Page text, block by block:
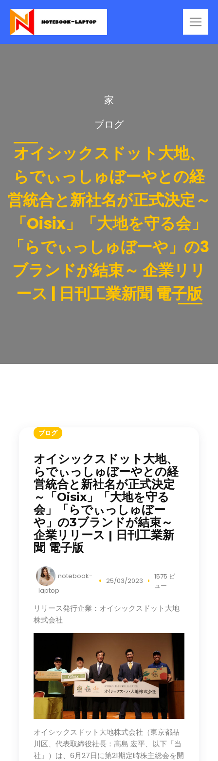
家
ブログ
オイシックスドット大地、
らでぃっしゅぼーやとの経
営統合と新社名が正式決定～
「Oisix」「大地を守る会」
「らでぃっしゅぼーや」の3
ブランドが結束～ 企業リリ
ース | 日刊工業新聞 電子版
ブログ
オイシックスドット大地、
らでぃっしゅぼーやとの経
営統合と新社名が正式決定
～「Oisix」「大地を守る
会」「らでぃっしゅぼー
や」の3ブランドが結束～
企業リリース | 日刊工業新
聞 電子版
notebook-
laptop
25/03/2023
1575 ビ
ュー
リリース発行企業：オイシックスドット大地
株式会社
オイシックスドット大地株式会社（東京都品
川区、代表取締役社長：高島 宏平、以下「当
社」）は、6月27日に第21期定時株主総会を開